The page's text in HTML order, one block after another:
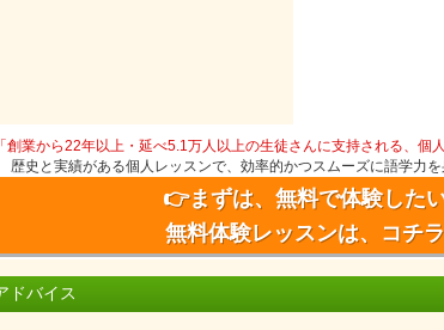
「創業から22年以上・延べ5.1万人以上の生徒さんに支持される、個
歴史と実績がある個人レッスンで、効率的かつスムーズに語学力を
👉まずは、無料で体験した
無料体験レッスンは、コチラ
ドバイス